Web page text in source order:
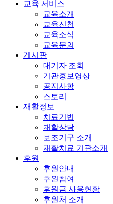
교육 서비스
교육소개
교육신청
교육소식
교육문의
게시판
대기자 조회
기관홍보영상
공지사항
스토리
재활정보
치료기법
재활상담
보조기구 소개
재활치료 기관소개
후원
후원안내
후원참여
후원금 사용현황
후원처 소개